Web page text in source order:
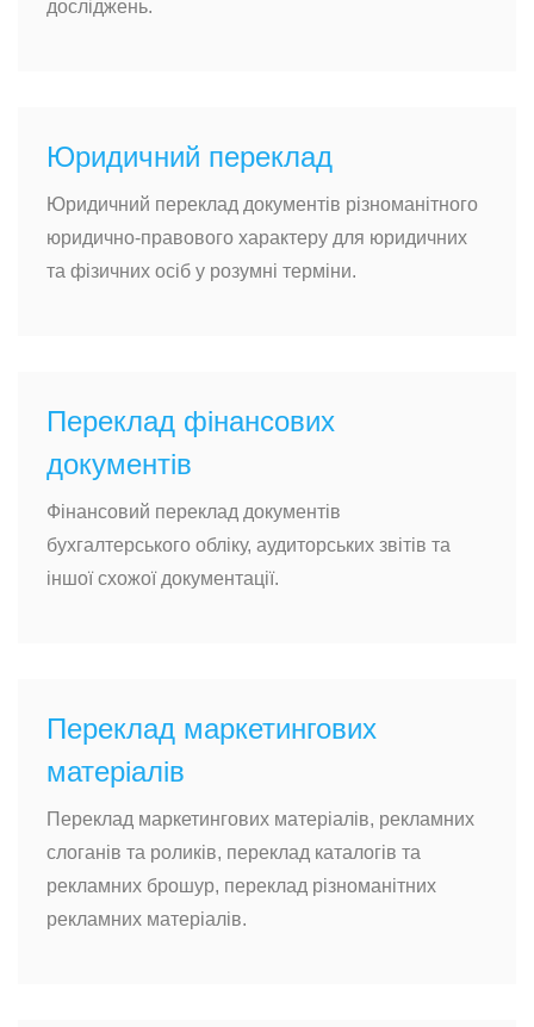
досліджень.
Юридичний переклад
Юридичний переклад документів різноманітного
юридично-правового характеру для юридичних
та фізичних осіб у розумні терміни.
Переклад фінансових
документів
Фінансовий переклад документів
бухгалтерського обліку, аудиторських звітів та
іншої схожої документації.
Переклад маркетингових
матеріалів
Переклад маркетингових матеріалів, рекламних
слоганів та роликів, переклад каталогів та
рекламних брошур, переклад різноманітних
рекламних матеріалів.